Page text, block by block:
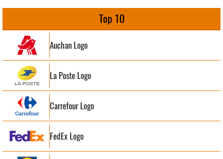
Top 10
Auchan Logo
La Poste Logo
Carrefour Logo
FedEx Logo